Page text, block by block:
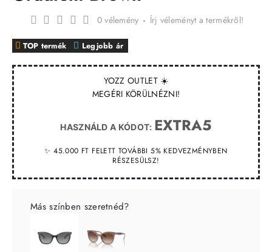
YOZZ OUTLET ☀️
MEGÉRI KÖRÜLNÉZNI!
HASZNÁLD A KÓDOT: EXTRA5
✨ 45.000 FT FELETT TOVÁBBI 5% KEDVEZMÉNYBEN
RÉSZESÜLSZ!
TOP termék Legjobb ár
0 vélemény - Írj véleményt a termékről!
Más színben szeretnéd?